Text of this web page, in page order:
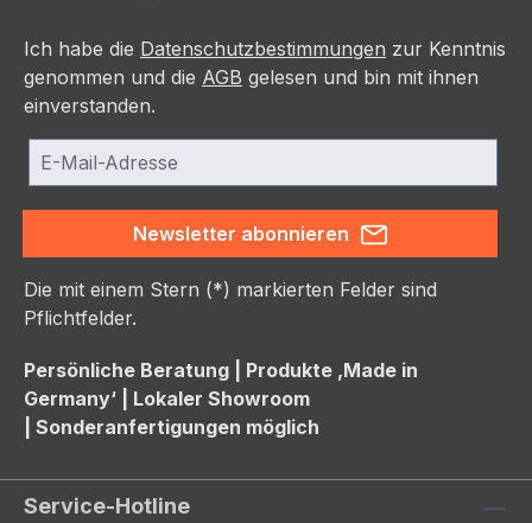
Ich habe die Datenschutzbestimmungen zur Kenntnis
genommen und die AGB gelesen und bin mit ihnen
einverstanden.
Newsletter abonnieren
Die mit einem Stern (*) markierten Felder sind
Pflichtfelder.
Persönliche Beratung | Produkte ‚Made in
Germany‘ | Lokaler Showroom
Sonderanfertigungen möglich
Service-Hotline